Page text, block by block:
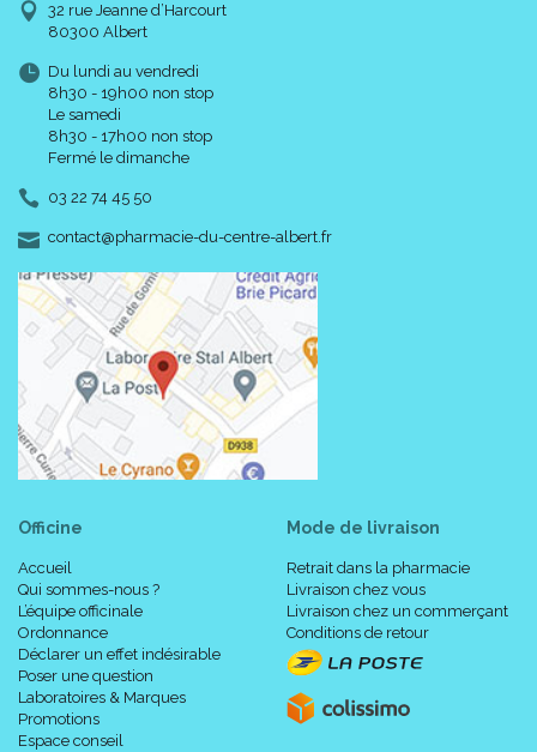
32 rue Jeanne d’Harcourt
80300 Albert
Du lundi au vendredi
8h30 - 19h00 non stop
Le samedi
8h30 - 17h00 non stop
Fermé le dimanche
03 22 74 45 50
contact-
@-
pharmacie-du-centre-albert.fr
Officine
Accueil
Qui sommes-nous ?
L’équipe officinale
Ordonnance
Déclarer un effet indésirable
Poser une question
Laboratoires & Marques
Promotions
Espace conseil
Mode de livraison
Retrait dans la pharmacie
Livraison chez vous
Livraison chez un commerçant
Conditions de retour